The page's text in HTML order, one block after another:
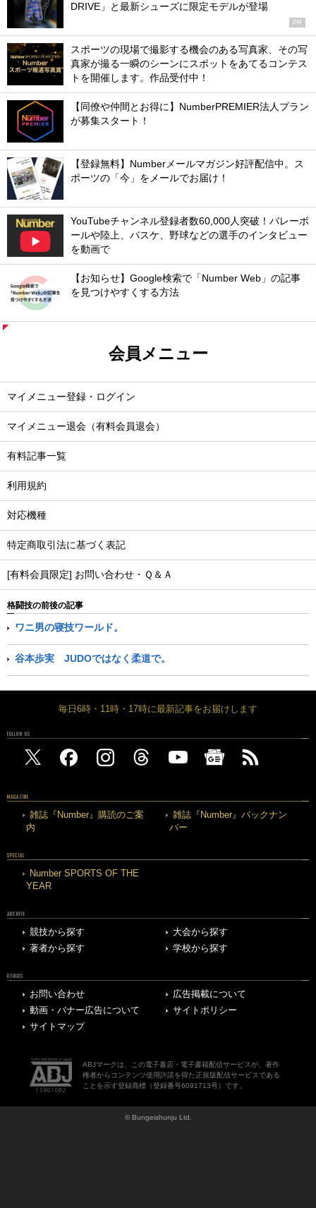
DRIVE」と最新シューズに限定モデルが登場
PR
スポーツの現場で撮影する機会のある写真家、その写
真家が撮る一瞬のシーンにスポットをあてるコンテス
トを開催します。作品受付中！
【同僚や仲間とお得に】NumberPREMIER法人プラン
が募集スタート！
【登録無料】Numberメールマガジン好評配信中。ス
ポーツの「今」をメールでお届け！
YouTubeチャンネル登録者数60,000人突破！バレーボ
ールや陸上、バスケ、野球などの選手のインタビュー
を動画で
【お知らせ】Google検索で「Number Web」の記事
を見つけやすくする方法
会員メニュー
マイメニュー登録・ログイン
マイメニュー退会（有料会員退会）
有料記事一覧
利用規約
対応機種
特定商取引法に基づく表記
[有料会員限定] お問い合わせ・Ｑ＆Ａ
格闘技の前後の記事
ワニ男の寝技ワールド。
谷本歩実 JUDOではなく柔道で。
毎日6時・11時・17時に最新記事をお届けします
FOLLOW US
MAGAZINE
雑誌『Number』購読のご案
内
雑誌『Number』バックナン
バー
SPECIAL
Number SPORTS OF THE
YEAR
ARCHIVE
競技から探す
大会から探す
著者から探す
学校から探す
OTHERS
お問い合わせ
広告掲載について
動画・バナー広告について
サイトポリシー
サイトマップ
ABJマークは、この電子書店・電子書籍配信サービスが、著作
権者からコンテンツ使用許諾を得た正規版配信サービスである
ことを示す登録商標（登録番号6091713号）です。
© Bungeishunju Ltd.